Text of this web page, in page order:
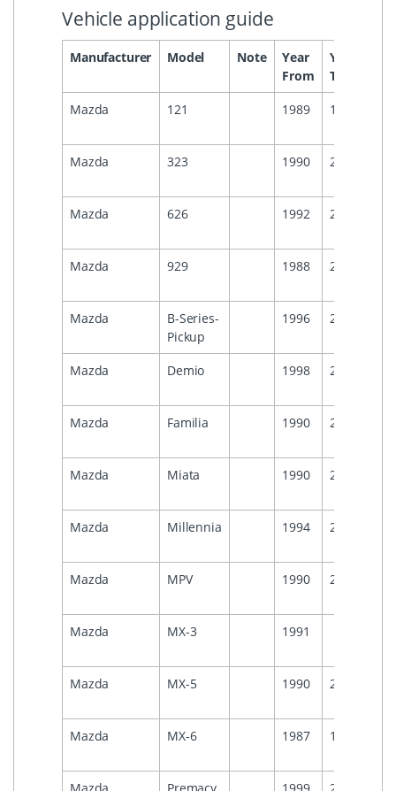
Vehicle application guide
Manufacturer Model Note
Year
From
Year
To
Mazda 121 1989 1996
Mazda 323 1990 2000
Mazda 626 1992 2000
Mazda 929 1988 2000
Mazda
B-Series-
Pickup
1996 2006
Mazda Demio 1998 2000
Mazda Familia 1990 2000
Mazda Miata 1990 2001
Mazda Millennia 1994 2001
Mazda MPV 1990 2000
Mazda MX-3 1991
Mazda MX-5 1990 2000
Mazda MX-6 1987 1998
Mazda Premacy 1999 2000